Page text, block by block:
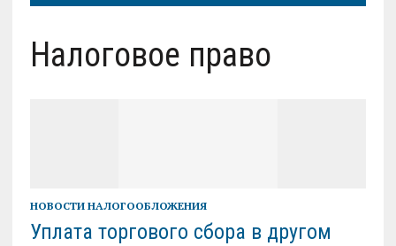
Налоговое право
НОВОСТИ НАЛОГООБЛОЖЕНИЯ
Уплата торгового сбора в другом